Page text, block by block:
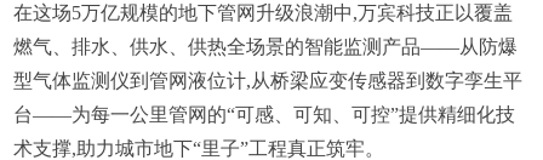
在这场5万亿规模的地下管网升级浪潮中,万宾科技正以覆盖
燃气、排水、供水、供热全场景的智能监测产品——从防爆
型气体监测仪到管网液位计,从桥梁应变传感器到数字孪生平
台——为每一公里管网的“可感、可知、可控”提供精细化技
术支撑,助力城市地下“里子”工程真正筑牢。